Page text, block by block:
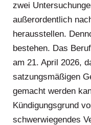
zwei
außerordentlich
herausstellen.
bestehen. Das
am 21. April 2026,
satzungsmäßigen
gemacht werden
Kündigungsgrund
schwerwiegendes